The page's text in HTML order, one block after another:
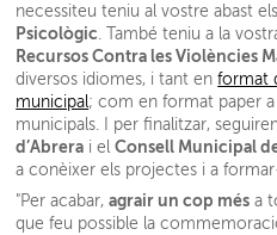
necessiteu teniu al vostre abast els
Psicològic. També teniu a la
Recursos Contra les Violències
diversos idiomes, i tant enformat
municipal; com en format paper
municipals. I per finalitzar,
d’Abrera i elConsell Municipal
a conèixer els projectes i a
"Per acabar,agrair un cop més a
que feu possible la